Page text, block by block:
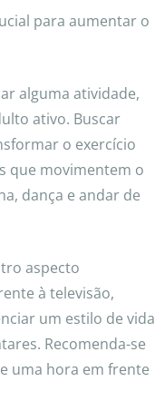
para aumentar o
alguma atividade,
ativo. Buscar
o exercício
que movimentem o
dança e andar de
aspecto
à televisão,
um estilo de vida
Recomenda-se
uma hora em frente